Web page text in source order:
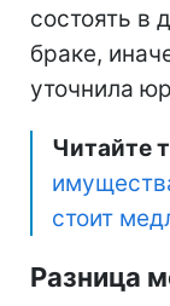
состоять в
браке,
уточнила
Читайте
стоит
Разница